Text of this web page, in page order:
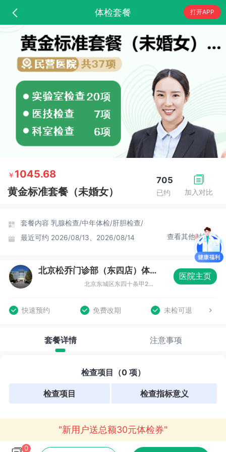
体检套餐 打开APP
加入对比
705
已约
￥ 1045.68
黄金标准套餐（未婚女）
套餐内容 乳腺检查/中年体检/肝胆检查/
最近可约 2026/08/13、2026/08/14 查看其他时间
北京松乔门诊部（东四店）体检中心
北京东城区东四十条甲22号南新仓商务大厦B座三层（东四十条店）
医院主页
快速预约 免费改期 未检可退
套餐详情 注意事项
检查项目（0 项）
检查项目 检查指标意义
"新用户送总额30元体检券"
0